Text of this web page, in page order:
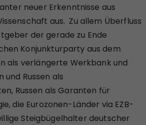
neuer Erkenntnisse aus
aus. Zu allem Überfluss
der gerade zu Ende
Konjunkturparty aus dem
als verlängerte Werkbank und
und Russen als
Russen als Garanten für
die Eurozonen-Länder via EZB-
Steigbügelhalter deutscher